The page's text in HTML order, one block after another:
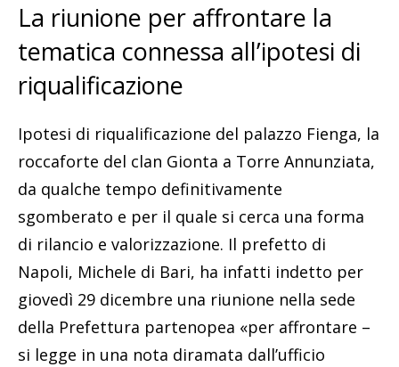
La riunione per affrontare la
tematica connessa all’ipotesi di
riqualificazione
Ipotesi di riqualificazione del palazzo Fienga, la
roccaforte del clan Gionta a Torre Annunziata,
da qualche tempo definitivamente
sgomberato e per il quale si cerca una forma
di rilancio e valorizzazione. Il prefetto di
Napoli, Michele di Bari, ha infatti indetto per
giovedì 29 dicembre una riunione nella sede
della Prefettura partenopea «per affrontare –
si legge in una nota diramata dall’ufficio